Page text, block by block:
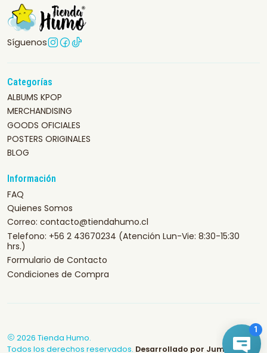
Síguenos
Categorías
ALBUMS KPOP
MERCHANDISING
GOODS OFICIALES
POSTERS ORIGINALES
BLOG
Información
FAQ
Quienes Somos
Correo: contacto@tiendahumo.cl
Telefono: +56 2 43670234 (Atención Lun-Vie: 8:30-15:30
hrs.)
Formulario de Contacto
Condiciones de Compra
2026 Tienda Humo.
Todos los derechos reservados. Desarrollado por Jumpseller